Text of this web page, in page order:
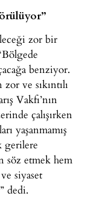
zor bir
benziyor.
ve sıkıntılı
Vakfı’nın
çalışırken
yaşanmamış
gerilere
söz etmek hem
siyaset
dedi.